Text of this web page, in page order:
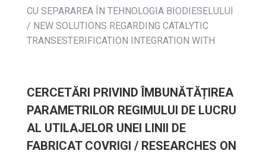
CU SEPARAREA ÎN TEHNOLOGIA BIODIESELULUI
/ NEW SOLUTIONS REGARDING CATALYTIC
TRANSESTERIFICATION INTEGRATION WITH
CERCETĂRI PRIVIND ÎMBUNĂTĂȚIREA
PARAMETRILOR REGIMULUI DE LUCRU
AL UTILAJELOR UNEI LINII DE
FABRICAT COVRIGI / RESEARCHES ON